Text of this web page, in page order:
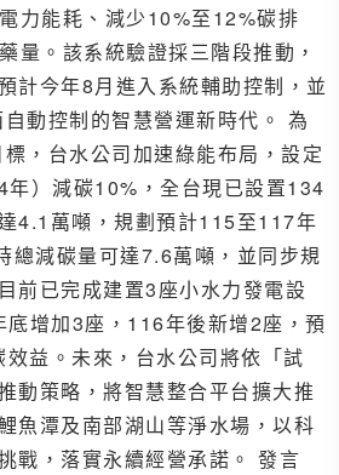
力能耗、減少10%至12%碳排
量。該系統驗證採三階段推動，
計今年8月進入系統輔助控制，並
動控制的智慧營運新時代。 為
，台水公司加速綠能布局，設定
）減碳10%，全台現已設置134
4.1萬噸，規劃預計115至117年
總減碳量可達7.6萬噸，並同步規
前已完成建置3座小水力發電設
增加3座，116年後新增2座，預
益。未來，台水公司將依「試
動策略，將智慧整合平台擴大推
魚潭及南部湖山等淨水場，以科
戰，落實永續經營承諾。 發言